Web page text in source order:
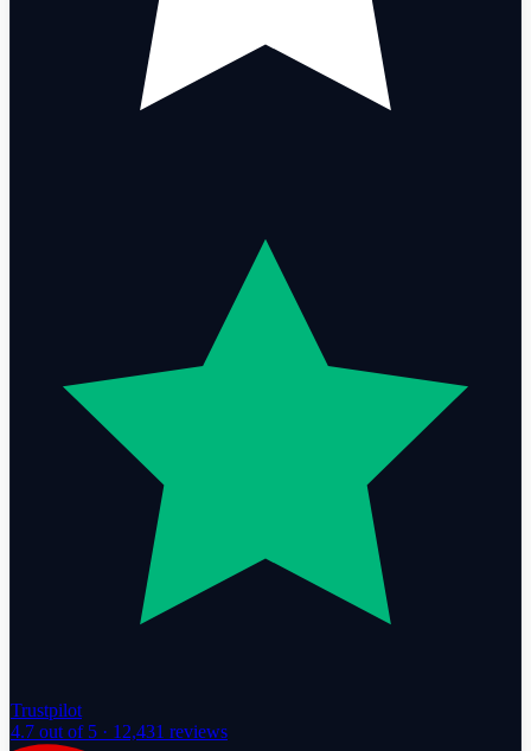
Trustpilot
4.7 out of 5 · 12,431 reviews